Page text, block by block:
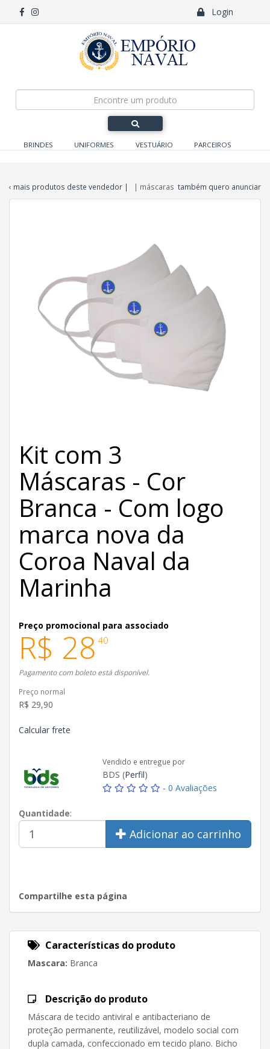
Login
BRINDES UNIFORMES VESTUÁRIO PARCEIROS
‹ mais produtos deste vendedor | | máscaras também quero anunciar
Kit com 3
Máscaras - Cor
Branca - Com logo
marca nova da
Coroa Naval da
Marinha
Preço promocional para associado
R$ 28 40
Pagamento com boleto está disponível.
Preço normal
R$ 29,90
Calcular frete
Vendido e entregue por
BDS (Perfil)
- 0 Avaliações
Quantidade:
Adicionar ao carrinho
Compartilhe esta página
Características do produto
Mascara: Branca
Descrição do produto
Máscara de tecido antiviral e antibacteriano de
proteção permanente, reutilizável, modelo social com
dupla camada, confeccionado em tecido plano. Bicho